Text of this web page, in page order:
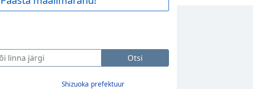
Otsi
Shizuoka prefektuur